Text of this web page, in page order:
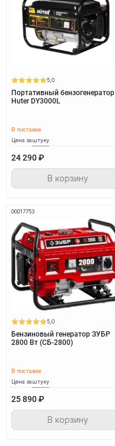
5,0
Портативный бензогенератор
Huter DY3000L
В поставке
Цена заштуку
24 290 ₽
В корзину
00017753
5,0
Бензиновый генератор ЗУБР
2800 Вт (СБ-2800)
В поставке
Цена заштуку
25 890 ₽
В корзину